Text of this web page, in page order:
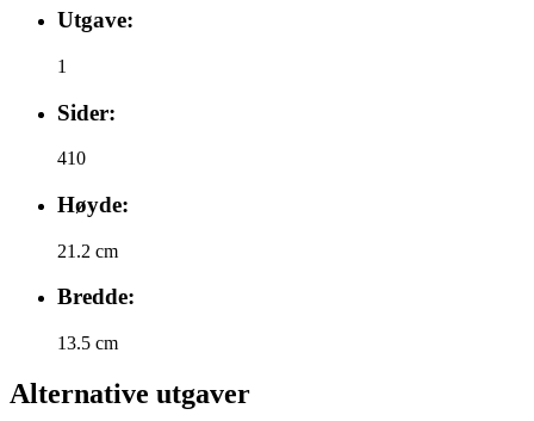
Utgave:
1
Sider:
410
Høyde:
21.2 cm
Bredde:
13.5 cm
Alternative utgaver